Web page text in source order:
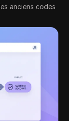
anciens codes